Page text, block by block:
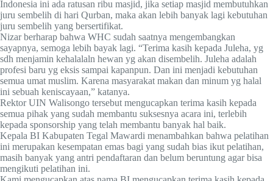
Indonesia ini ada ratusan ribu masjid, jika setiap masjid membutuhkan
juru sembelih di hari Qurban, maka akan lebih banyak lagi kebutuhan
juru sembelih yang bersertifikat.
Nizar berharap bahwa WHC sudah saatnya mengembangkan
sayapnya, semoga lebih bayak lagi. “Terima kasih kepada Juleha, yg
sdh menjamin kehalalaln hewan yg akan disembelih. Juleha adalah
profesi baru yg eksis sampai kapanpun. Dan ini menjadi kebutuhan
semua umat muslim. Karena masyarakat makan dan minum yg halal
ini sebuah keniscayaan,” katanya.
Rektor UIN Walisongo tersebut mengucapkan terima kasih kepada
semua pihak yang sudah membantu suksesnya acara ini, terlebih
kepada sponsorship yang telah membantu banyak hal baik.
Kepala BI Kabupaten Tegal Mawardi menambahkan bahwa pelatihan
ini merupakan kesempatan emas bagi yang sudah bias ikut pelatihan,
masih banyak yang antri pendaftaran dan belum beruntung agar bisa
mengikuti pelatihan ini.